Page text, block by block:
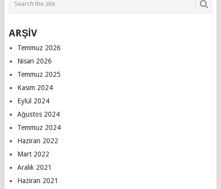
ARŞİV
Temmuz 2026
Nisan 2026
Temmuz 2025
Kasım 2024
Eylül 2024
Ağustos 2024
Temmuz 2024
Haziran 2022
Mart 2022
Aralık 2021
Haziran 2021